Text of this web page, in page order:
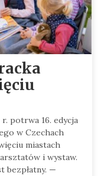
potrwa 16. edycja
w Czechach
miastach
i wystaw.
bezpłatny. —